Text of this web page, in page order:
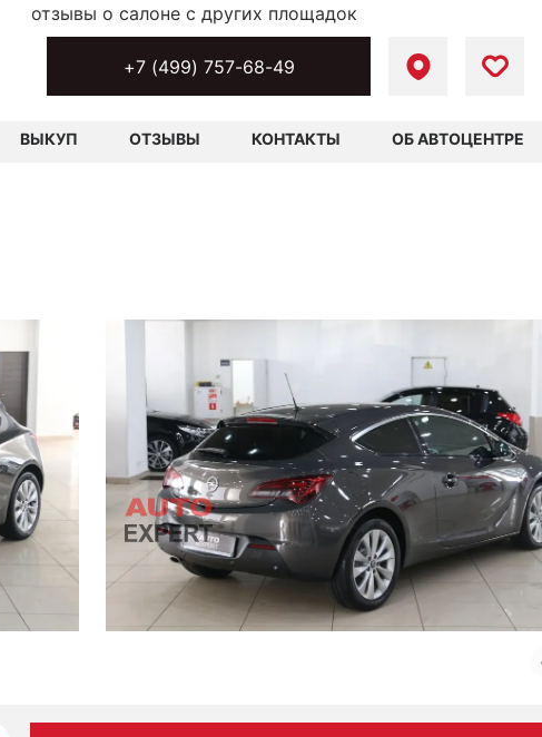
+7 (499) 757-68-49
ВЫКУП ОТЗЫВЫ КОНТАКТЫ ОБ АВТОЦЕНТРЕ
отзывы о салоне с других площадок